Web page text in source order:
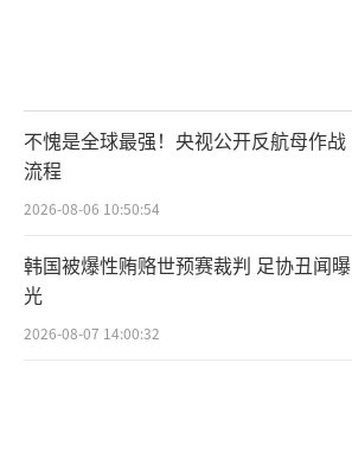
不愧是全球最强！央视公开反航母作战
流程
2026-08-06 10:50:54
韩国被爆性贿赂世预赛裁判 足协丑闻曝
光
2026-08-07 14:00:32